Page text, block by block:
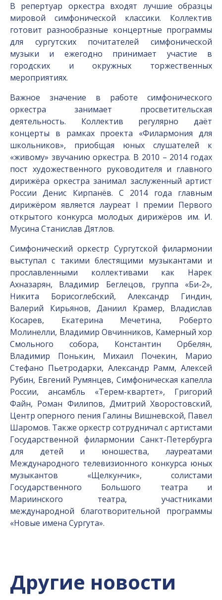
В репертуар оркестра входят лучшие образцы
мировой симфонической классики. Коллектив
готовит разнообразные концертные программы
для сургутских почитателей симфонической
музыки и ежегодно принимает участие в
городских и окружных торжественных
мероприятиях.
Важное значение в работе симфонического
оркестра занимает просветительская
деятельность. Коллектив регулярно даёт
концерты в рамках проекта «Филармония для
школьников», приобщая юных слушателей к
«живому» звучанию оркестра. В 2010 – 2014 годах
пост художественного руководителя и главного
дирижёра оркестра занимал заслуженный артист
России Денис Кирпанёв. С 2014 года главным
дирижёром является лауреат I премии Первого
открытого конкурса молодых дирижёров им. И.
Мусина Станислав Дятлов.
Симфонический оркестр Сургутской филармонии
выступал с такими блестящими музыкантами и
прославленными коллективами как Нарек
Ахназарян, Владимир Беглецов, группа «Би-2»,
Никита Борисоглебский, Александр Гиндин,
Валерий Кирьянов, Даниил Крамер, Владислав
Косарев, Екатерина Мечетина, Роберто
Молинелли, Владимир Овчинников, Камерный хор
Смольного собора, Константин Орбелян,
Владимир Понькин, Михаил Почекин, Марио
Стефано Пьетродарки, Александр Рамм, Алексей
Рубин, Евгений Румянцев, Симфоническая капелла
России, ансамбль «Терем-квартет», Григорий
Файн, Роман Филипов, Дмитрий Хворостовский,
Центр оперного пения Галины Вишневской, Павел
Шаромов. Также оркестр сотрудничал с артистами
Государственной филармонии Санкт-Петербурга
для детей и юношества, лауреатами
Международного телевизионного конкурса юных
музыкантов «Щелкунчик», солистами
Государственного Большого театра и
Мариинского театра, участниками
международной благотворительной программы
«Новые имена Сургута».
Другие новости